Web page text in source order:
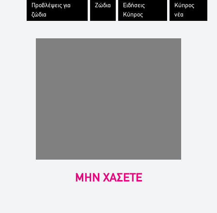
Προβλέψεις για
ζώδια
Ζώδια
Ειδήσεις
Κύπρος
Κύπρος
νέα
ΜΗΝ ΧΑΣΕΤΕ